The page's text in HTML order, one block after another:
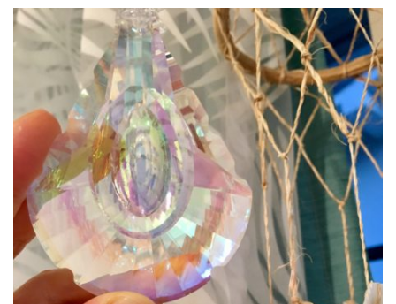
2026.4.14
公園で拾った椿を綺麗に並べて飾りました。春
の訪れの心地良い気候と、花冷えの寒さが交差
するような中、この時期としては記録的…
2026.2.27
3月の声が聞こえるとすっかり春らしくな
り、明石公園の梅の花も満開で、寒い冬がよう
やく終わりを迎えて穏やかな日が訪れるよ…
2025.12.28
今年もあと数日になりましたね。歳を重ねると一年が過ぎるのが
本当に早く感じますが、忙しい日々が本当に有り難く思います。
分刻…